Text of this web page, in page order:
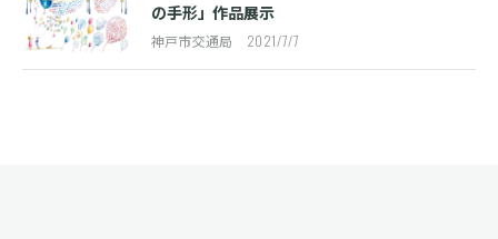
の手形」作品展示
神戸市交通局 2021/7/7